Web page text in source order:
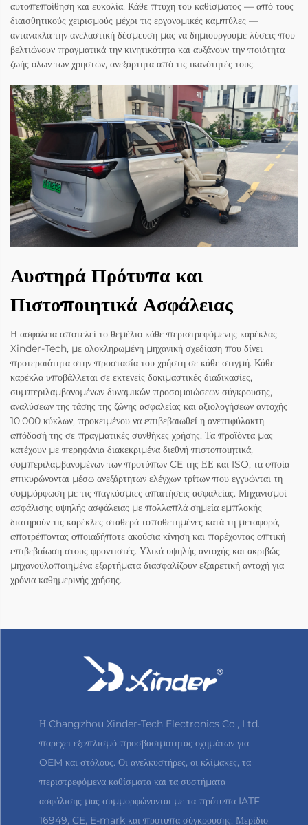
αυτοπεποίθηση και ευκολία. Κάθε πτυχή του καθίσματος — από τους
διαισθητικούς χειρισμούς μέχρι τις εργονομικές καμπύλες —
αντανακλά την ανελαστική δέσμευσή μας να δημιουργούμε λύσεις που
βελτιώνουν πραγματικά την κινητικότητα και αυξάνουν την ποιότητα
ζωής όλων των χρηστών, ανεξάρτητα από τις ικανότητές τους.
Αυστηρά Πρότυπα και
Πιστοποιητικά Ασφάλειας
Η ασφάλεια αποτελεί το θεμέλιο κάθε περιστρεφόμενης καρέκλας
Xinder-Tech, με ολοκληρωμένη μηχανική σχεδίαση που δίνει
προτεραιότητα στην προστασία του χρήστη σε κάθε στιγμή. Κάθε
καρέκλα υποβάλλεται σε εκτενείς δοκιμαστικές διαδικασίες,
συμπεριλαμβανομένων δυναμικών προσομοιώσεων σύγκρουσης,
αναλύσεων της τάσης της ζώνης ασφαλείας και αξιολογήσεων αντοχής
10.000 κύκλων, προκειμένου να επιβεβαιωθεί η ανεπιφύλακτη
απόδοσή της σε πραγματικές συνθήκες χρήσης. Τα προϊόντα μας
κατέχουν με περηφάνια διακεκριμένα διεθνή πιστοποιητικά,
συμπεριλαμβανομένων των προτύπων CE της ΕΕ και ISO, τα οποία
επικυρώνονται μέσω ανεξάρτητων ελέγχων τρίτων που εγγυώνται τη
συμμόρφωση με τις παγκόσμιες απαιτήσεις ασφαλείας. Μηχανισμοί
ασφάλισης υψηλής ασφάλειας με πολλαπλά σημεία εμπλοκής
διατηρούν τις καρέκλες σταθερά τοποθετημένες κατά τη μεταφορά,
αποτρέποντας οποιαδήποτε ακούσια κίνηση και παρέχοντας οπτική
επιβεβαίωση στους φροντιστές. Υλικά υψηλής αντοχής και ακριβώς
μηχανοϋλοποιημένα εξαρτήματα διασφαλίζουν εξαιρετική αντοχή για
χρόνια καθημερινής χρήσης.
Η Changzhou Xinder-Tech Electronics Co., Ltd.
παρέχει εξοπλισμό προσβασιμότητας οχημάτων για
OEM και στόλους. Οι ανελκυστήρες, οι κλίμακες, τα
περιστρεφόμενα καθίσματα και τα συστήματα
ασφάλισης μας συμμορφώνονται με τα πρότυπα IATF
16949, CE, E-mark και πρότυπα σύγκρουσης. Μερίδιο